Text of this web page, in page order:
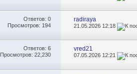
Ответов: 0
Просмотров: 194
radiraya
21.05.2026 12:18
Ответов: 6
Просмотров: 22,230
vred21
07.05.2026 12:21